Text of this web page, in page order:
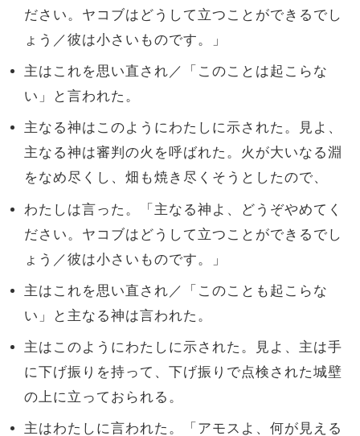
ださい。ヤコブはどうして立つことができるでし
ょう／彼は小さいものです。」
主はこれを思い直され／「このことは起こらな
い」と言われた。
主なる神はこのようにわたしに示された。見よ、
主なる神は審判の火を呼ばれた。火が大いなる淵
をなめ尽くし、畑も焼き尽くそうとしたので、
わたしは言った。「主なる神よ、どうぞやめてく
ださい。ヤコブはどうして立つことができるでし
ょう／彼は小さいものです。」
主はこれを思い直され／「このことも起こらな
い」と主なる神は言われた。
主はこのようにわたしに示された。見よ、主は手
に下げ振りを持って、下げ振りで点検された城壁
の上に立っておられる。
主はわたしに言われた。「アモスよ、何が見える